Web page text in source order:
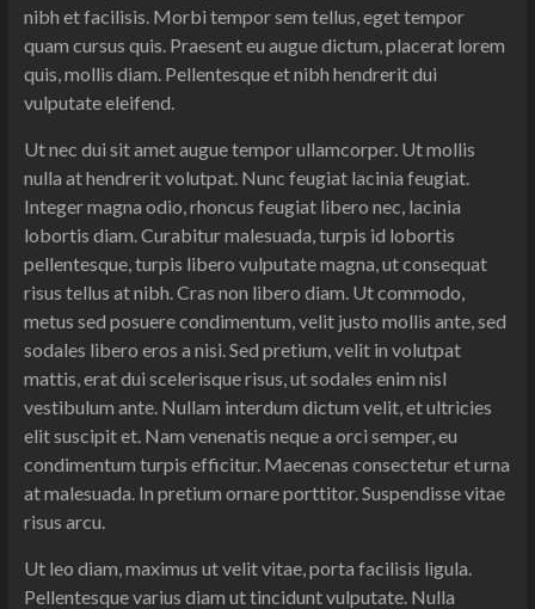
nibh et facilisis. Morbi tempor sem tellus, eget tempor
quam cursus quis. Praesent eu augue dictum, placerat lorem
quis, mollis diam. Pellentesque et nibh hendrerit dui
vulputate eleifend.
Ut nec dui sit amet augue tempor ullamcorper. Ut mollis
nulla at hendrerit volutpat. Nunc feugiat lacinia feugiat.
Integer magna odio, rhoncus feugiat libero nec, lacinia
lobortis diam. Curabitur malesuada, turpis id lobortis
pellentesque, turpis libero vulputate magna, ut consequat
risus tellus at nibh. Cras non libero diam. Ut commodo,
metus sed posuere condimentum, velit justo mollis ante, sed
sodales libero eros a nisi. Sed pretium, velit in volutpat
mattis, erat dui scelerisque risus, ut sodales enim nisl
vestibulum ante. Nullam interdum dictum velit, et ultricies
elit suscipit et. Nam venenatis neque a orci semper, eu
condimentum turpis efficitur. Maecenas consectetur et urna
at malesuada. In pretium ornare porttitor. Suspendisse vitae
risus arcu.
Ut leo diam, maximus ut velit vitae, porta facilisis ligula.
Pellentesque varius diam ut tincidunt vulputate. Nulla